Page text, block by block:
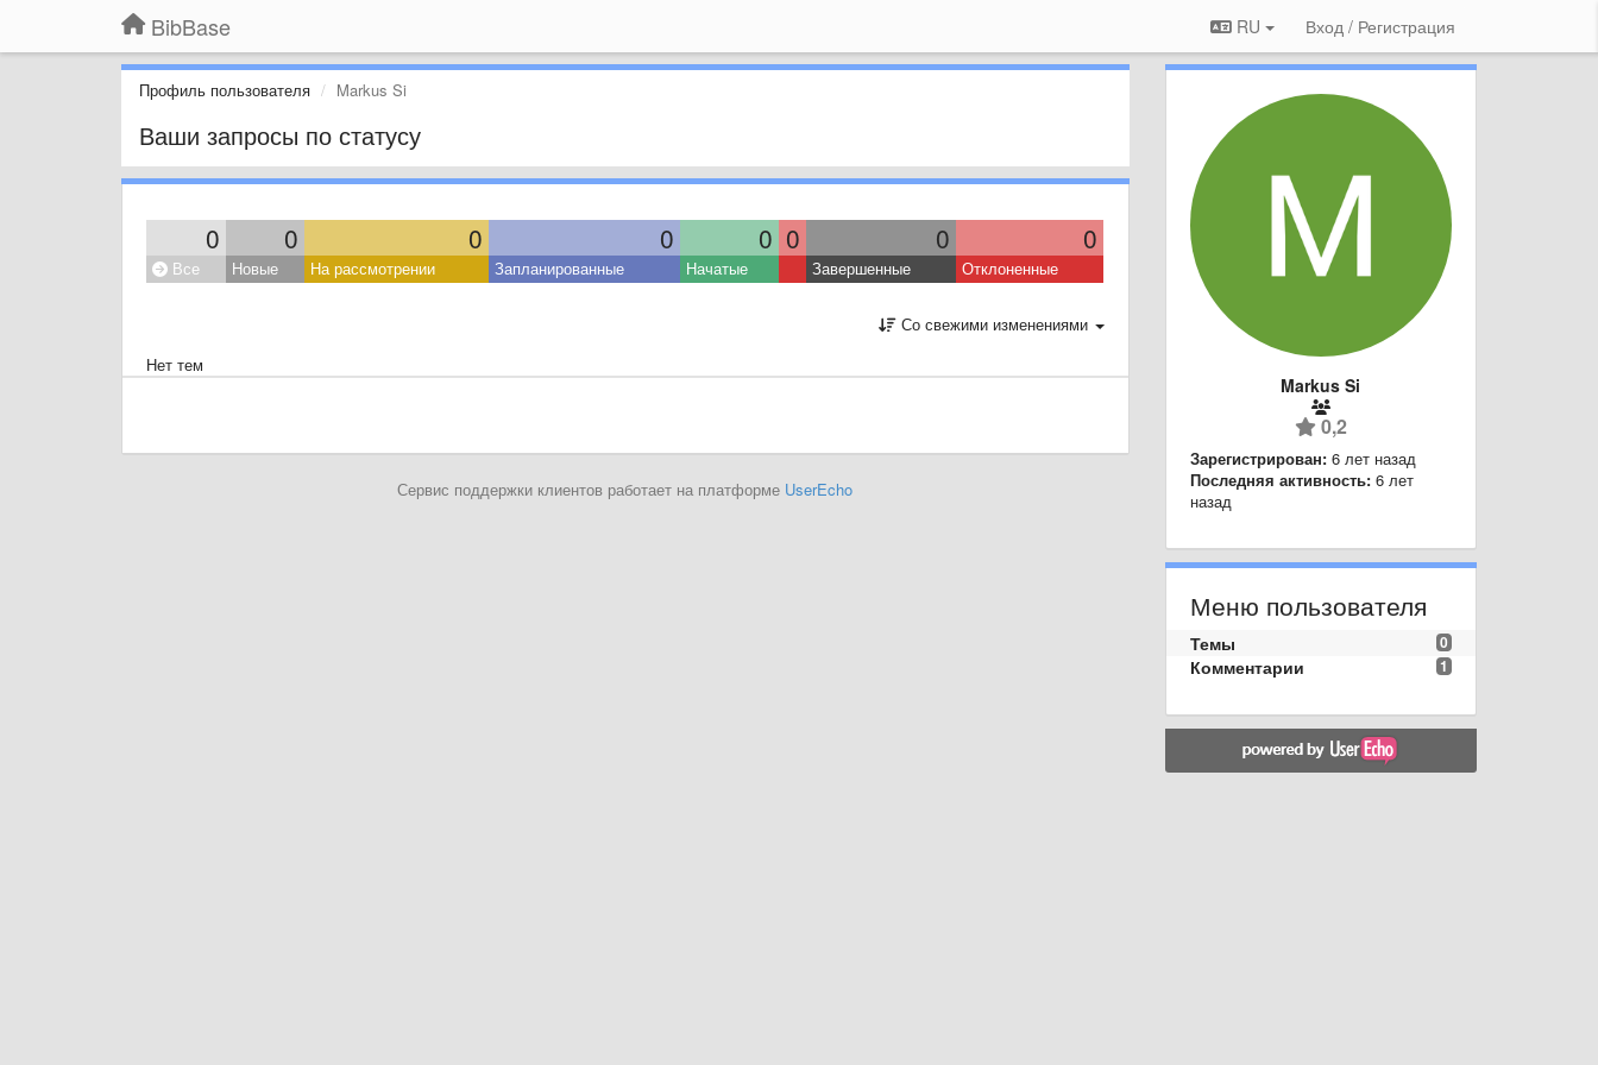
BibBase RU Вход / Регистрация
Профиль пользователя Markus Si
Ваши запросы по статусу
0 0 0 0 0 0 0 0
Все Новые На рассмотрении Запланированные Начатые Завершенные Отклоненные
Со свежими изменениями
Нет тем
Сервис поддержки клиентов работает на платформе UserEcho
Markus Si
0,2
Зарегистрирован: 6 лет назад
Последняя активность: 6 лет
назад
Меню пользователя
0
Темы
1
Комментарии